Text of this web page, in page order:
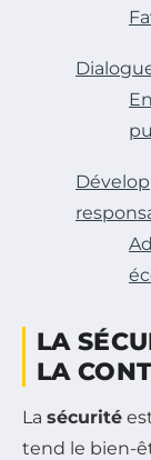
LA
LA
La sécurité
tend le bien-